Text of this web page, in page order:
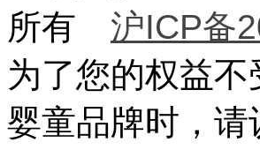
所有 沪ICP备
为了您的权益
婴童品牌时，